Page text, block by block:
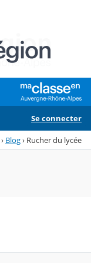
Se connecter
› Blog› Rucher du lycée